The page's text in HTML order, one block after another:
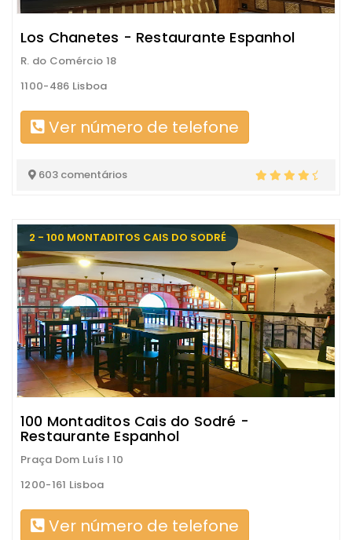
Los Chanetes - Restaurante Espanhol
R. do Comércio 18
1100-486 Lisboa
Ver número de telefone
603 comentários
2 - 100 MONTADITOS CAIS DO SODRÉ
100 Montaditos Cais do Sodré -
Restaurante Espanhol
Praça Dom Luís I 10
1200-161 Lisboa
Ver número de telefone